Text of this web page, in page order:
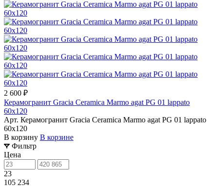
2 600 ₽
Керамогранит Gracia Ceramica Marmo agat PG 01 lappato
60х120
Арт. Керамогранит Gracia Ceramica Marmo agat PG 01 lappato
60х120
В корзину В корзине
Фильтр
Цена
23
105 234